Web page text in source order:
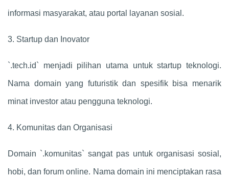
informasi masyarakat, atau portal layanan sosial.
3. Startup dan Inovator
`.tech.id` menjadi pilihan utama untuk startup teknologi.
Nama domain yang futuristik dan spesifik bisa menarik
minat investor atau pengguna teknologi.
4. Komunitas dan Organisasi
Domain `.komunitas` sangat pas untuk organisasi sosial,
hobi, dan forum online. Nama domain ini menciptakan rasa